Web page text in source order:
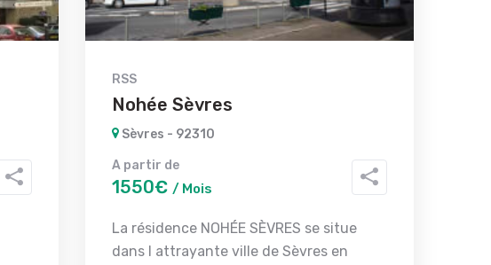
RSS
Nohée Sèvres
Sèvres - 92310
A partir de
1550€ / Mois
La résidence NOHÉE SÈVRES se situe
dans l attrayante ville de Sèvres en